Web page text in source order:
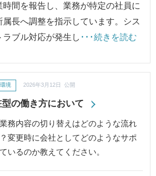
時間を報告し、業務が特定の社員に
長へ調整を指示しています。シス
ブル対応が発生し ･･･続きを読む
の働き方において
境 2026年3月12日 公開
務内容の切り替えはどのような流れ
変更時に会社としてどのようなサポ
いるのか教えてください。